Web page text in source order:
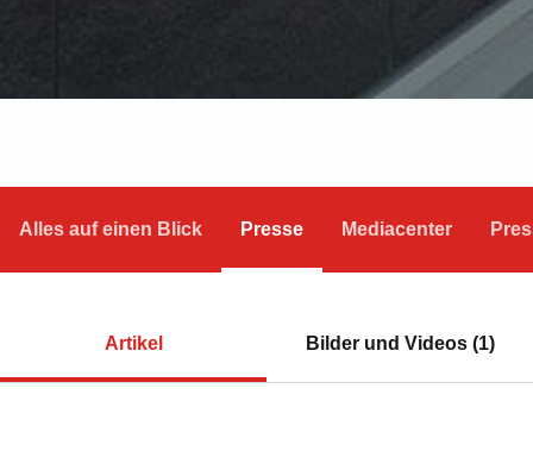
Alles auf einen Blick Presse Mediacenter
Artikel Bilder und Videos (1)